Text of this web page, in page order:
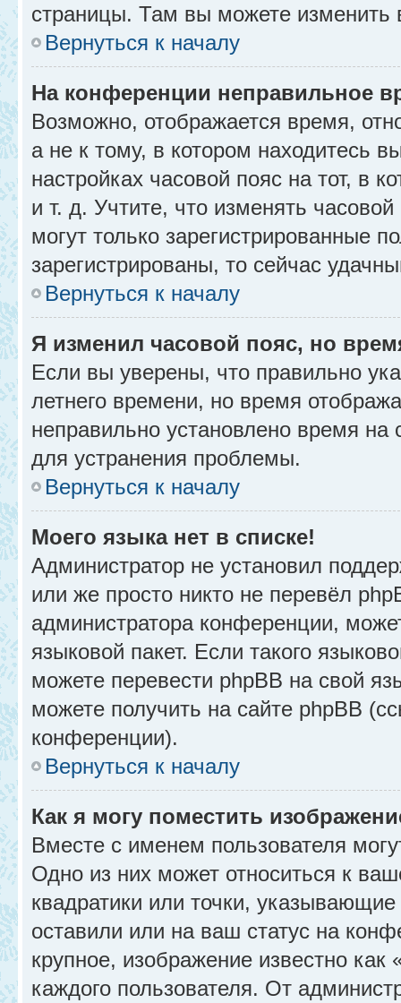
страницы. Там вы можете изменить
Вернуться к началу
На конференции неправильное
Возможно, отображается время,
а не к тому, в котором находитесь
настройках часовой пояс на тот, в
и т. д. Учтите, что изменять
могут только зарегистрированные
зарегистрированы, то сейчас
Вернуться к началу
Я изменил часовой пояс, но
Если вы уверены, что правильно
летнего времени, но время
неправильно установлено время
для устранения проблемы.
Вернуться к началу
Моего языка нет в списке!
Администратор не установил
или же просто никто не перевёл
администратора конференции,
языковой пакет. Если такого
можете перевести phpBB на свой
можете получить на сайте phpBB
конференции).
Вернуться к началу
Как я могу поместить
Вместе с именем пользователя
Одно из них может относиться к
квадратики или точки,
оставили или на ваш статус на
крупное, изображение известно
каждого пользователя. От